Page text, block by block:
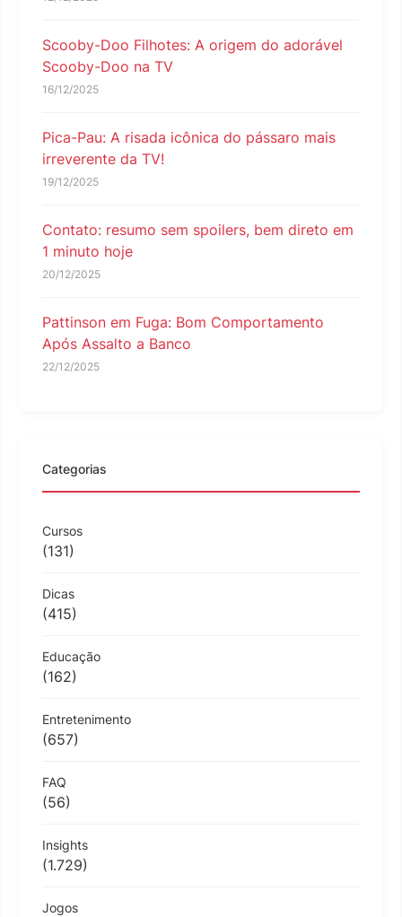
Scooby-Doo Filhotes: A origem do adorável
Scooby-Doo na TV
16/12/2025
Pica-Pau: A risada icônica do pássaro mais
irreverente da TV!
19/12/2025
Contato: resumo sem spoilers, bem direto em
1 minuto hoje
20/12/2025
Pattinson em Fuga: Bom Comportamento
Após Assalto a Banco
22/12/2025
Categorias
Cursos
(131)
Dicas
(415)
Educação
(162)
Entretenimento
(657)
FAQ
(56)
Insights
(1.729)
Jogos